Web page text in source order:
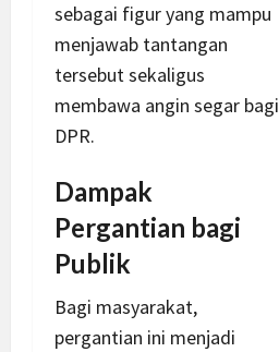
sebagai figur yang mampu
menjawab tantangan
tersebut sekaligus
membawa angin segar bagi
DPR.
Dampak
Pergantian bagi
Publik
Bagi masyarakat,
pergantian ini menjadi